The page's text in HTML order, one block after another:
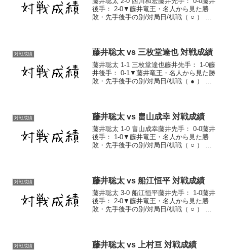
後手： 2-0▼藤井竜王・名人から見た勝
敗・先手後手の別/対局日/棋戦（ ○ ） 後
対戦成績 藤井聡太 vs 三枚堂達也 対戦成績
藤井聡太 1-1 三枚堂達也藤井先手： 1-0藤
井後手： 0-1▼藤井竜王・名人から見た勝
敗・先手後手の別/対局日/棋戦（ ● ） 後
対戦成績 藤井聡太 vs 畠山成幸 対戦成績
藤井聡太 1-0 畠山成幸藤井先手： 0-0藤井
後手： 1-0▼藤井竜王・名人から見た勝
敗・先手後手の別/対局日/棋戦（ ○ ） 後
対戦成績 藤井聡太 vs 船江恒平 対戦成績
藤井聡太 3-0 船江恒平藤井先手： 1-0藤井
後手： 2-0▼藤井竜王・名人から見た勝
敗・先手後手の別/対局日/棋戦（ ○ ） 後
対戦成績 藤井聡太 vs 上村亘 対戦成績